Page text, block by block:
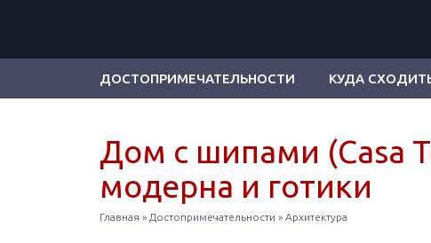
ДОСТОПРИМЕЧАТЕЛЬНОСТИ КУДА
Дом с шипами (Casa
модерна и готики
Главная » Достопримечательности » Архитектура